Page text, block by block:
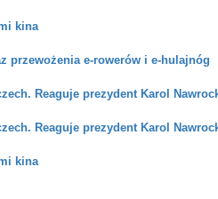
kina
przewożenia e-rowerów i e-hulajnóg
Reaguje prezydent Karol
Reaguje prezydent Karol
kina